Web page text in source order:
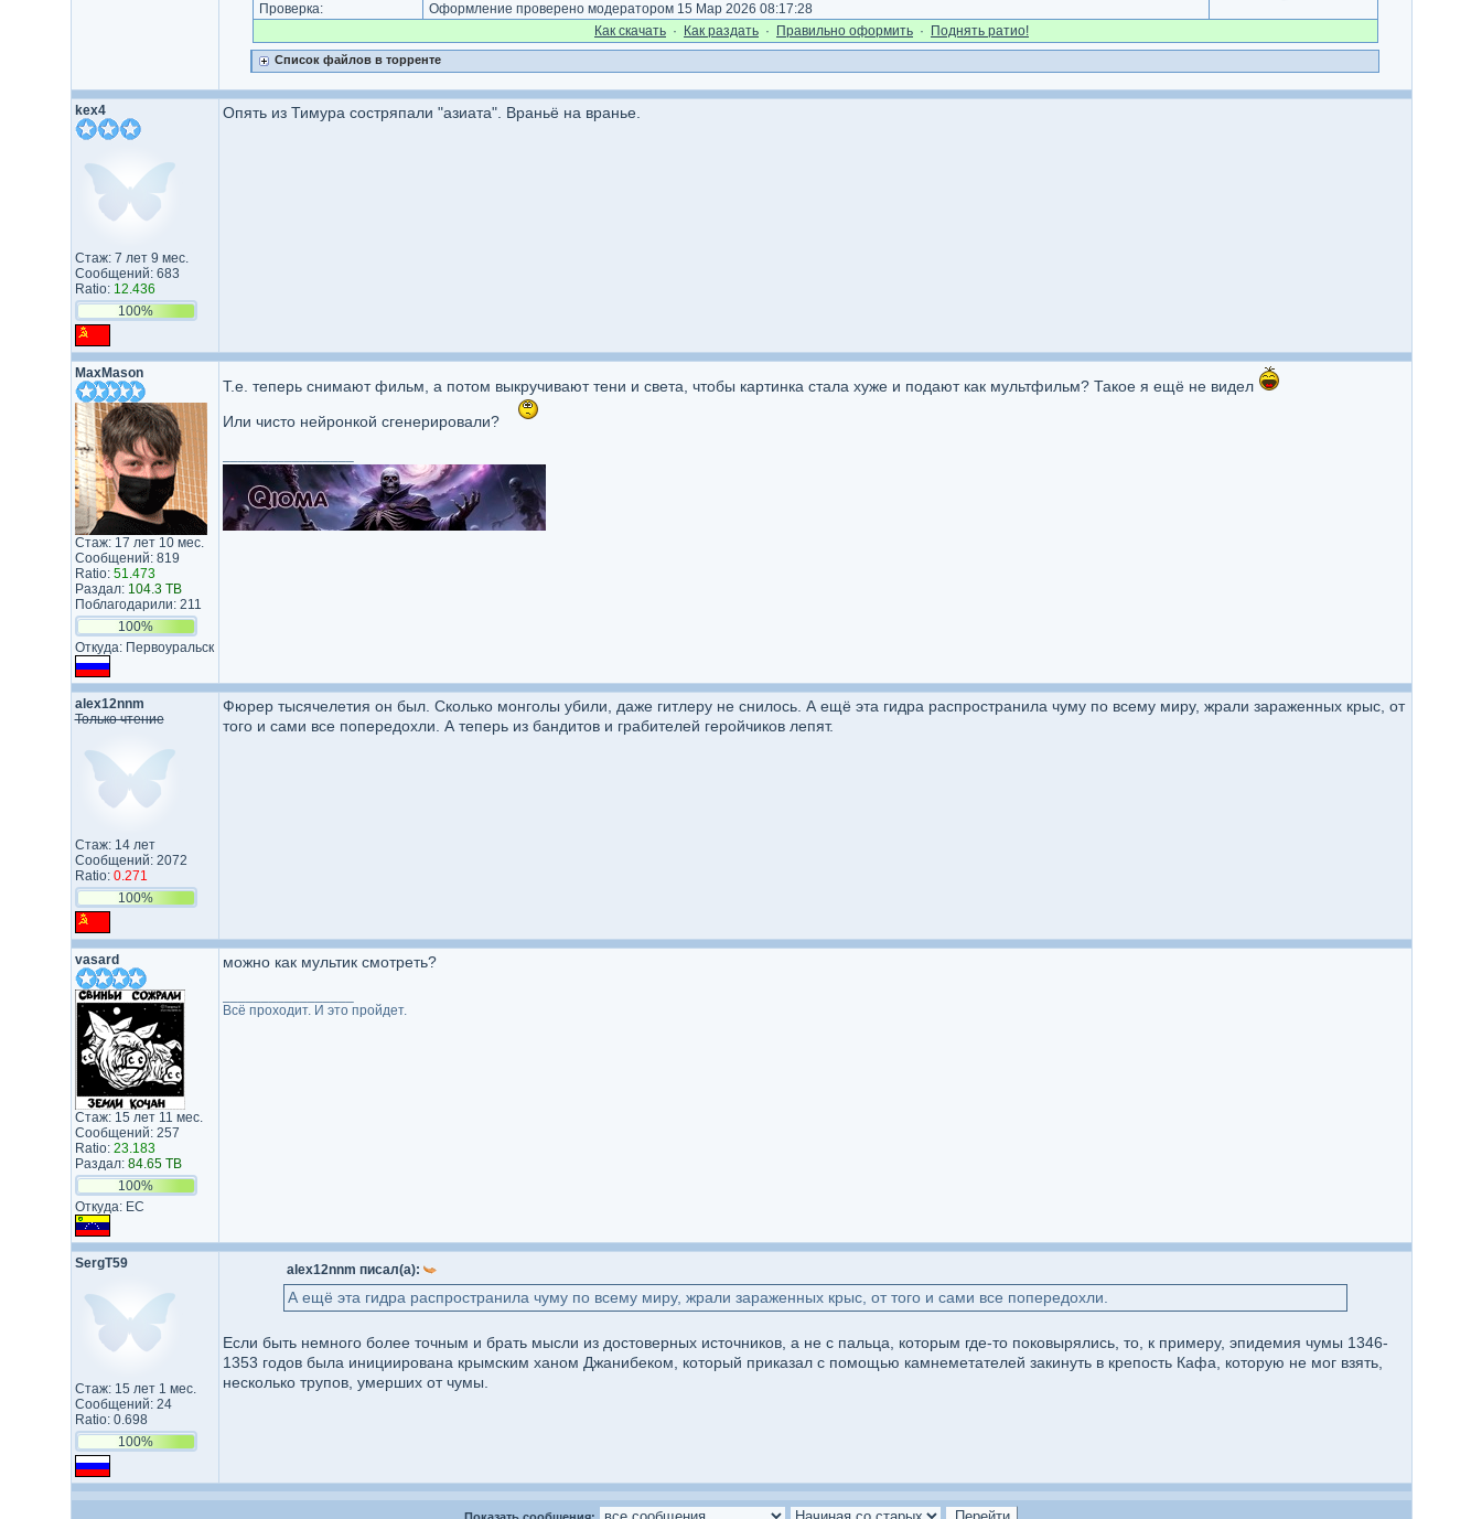
Проверка:
Оформление проверено модератором 15 Мар 2026 08:17:28
Как cкачать · Как раздать · Правильно оформить · Поднять ратио!
Список файлов в торренте
kex4
Стаж: 7 лет 9 мес.
Сообщений: 683
Ratio: 12.436
100%
Опять из Тимура состряпали "азиата". Враньё на вранье.
MaxMason
Стаж: 17 лет 10 мес.
Сообщений: 819
Ratio: 51.473
Раздал: 104.3 TB
Поблагодарили: 211
100%
Откуда: Первоуральск
Т.е. теперь снимают фильм, а потом выкручивают тени и света, чтобы картинка стала хуже и подают как мультфильм? Такое я ещё не видел
Или чисто нейронкой сгенерировали?
alex12nnm
Только чтение
Стаж: 14 лет
Сообщений: 2072
Ratio: 0.271
100%
Фюрер тысячелетия он был. Сколько монголы убили, даже гитлеру не снилось. А ещё эта гидра распространила чуму по всему миру, жрали зараженных крыс, от
того и сами все попередохли. А теперь из бандитов и грабителей геройчиков лепят.
vasard
Стаж: 15 лет 11 мес.
Сообщений: 257
Ratio: 23.183
Раздал: 84.65 TB
100%
Откуда: EC
можно как мультик смотреть?
Всё проходит. И это пройдет.
SergT59
Стаж: 15 лет 1 мес.
Сообщений: 24
Ratio: 0.698
100%
alex12nnm писал(а):
А ещё эта гидра распространила чуму по всему миру, жрали зараженных крыс, от того и сами все попередохли.
Если быть немного более точным и брать мысли из достоверных источников, а не с пальца, которым где-то поковырялись, то, к примеру, эпидемия чумы 1346-
1353 годов была инициирована крымским ханом Джанибеком, который приказал с помощью камнеметателей закинуть в крепость Кафа, которую не мог взять,
несколько трупов, умерших от чумы.